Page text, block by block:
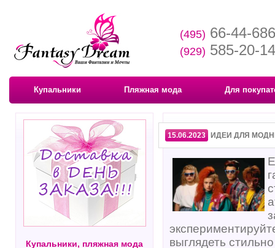
(495) 66-44-686
(929) 585-20-14
Купальники Пляжная мода Для
Купальники, пляжная мода
15.06.2023 ИДЕИ ДЛЯ
выглядеть